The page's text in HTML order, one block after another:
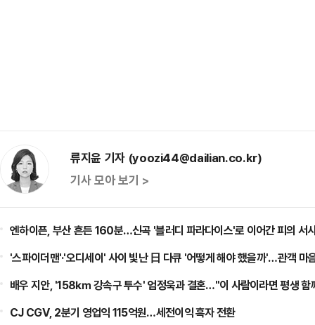
류지윤 기자 (yoozi44@dailian.co.kr)
기사 모아 보기 >
엔하이픈, 부산 흔든 160분…신곡 '블러디 파라다이스'로 이어간 피의 서
'스파이더맨'·'오디세이' 사이 빛난 日 다큐 '어떻게 해야 했을까'…관객 마
배우 지안, '158㎞ 강속구 투수' 엄정욱과 결혼…"이 사람이라면 평생 함
CJ CGV, 2분기 영업익 115억원…세전이익 흑자 전환